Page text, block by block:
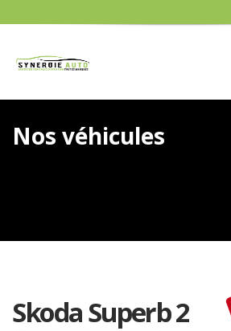
Nos véhicules
Skoda Superb 2